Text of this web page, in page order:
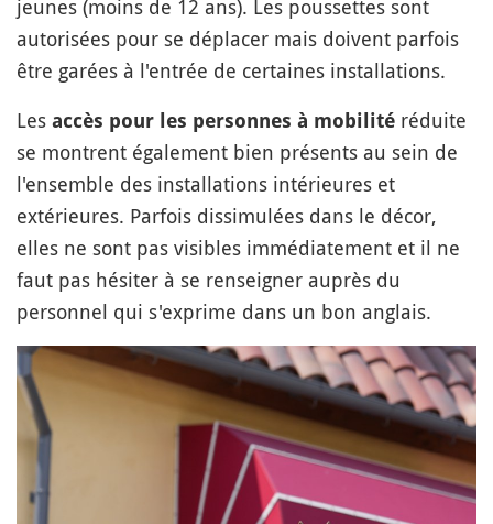
jeunes (moins de 12 ans). Les poussettes sont
autorisées pour se déplacer mais doivent parfois
être garées à l'entrée de certaines installations.
Les accès pour les personnes à mobilité réduite
se montrent également bien présents au sein de
l'ensemble des installations intérieures et
extérieures. Parfois dissimulées dans le décor,
elles ne sont pas visibles immédiatement et il ne
faut pas hésiter à se renseigner auprès du
personnel qui s'exprime dans un bon anglais.